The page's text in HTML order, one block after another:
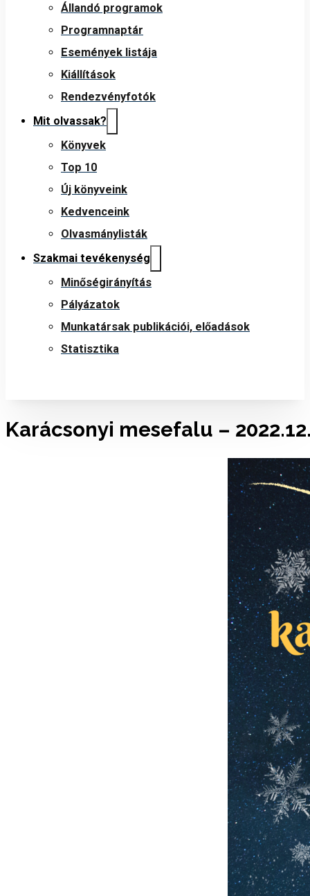
Állandó programok
Programnaptár
Események listája
Kiállítások
Rendezvényfotók
Mit olvassak?
Könyvek
Top 10
Új könyveink
Kedvenceink
Olvasmánylisták
Szakmai tevékenység
Minőségirányítás
Pályázatok
Munkatársak publikációi, előadások
Statisztika
Karácsonyi mesefalu –